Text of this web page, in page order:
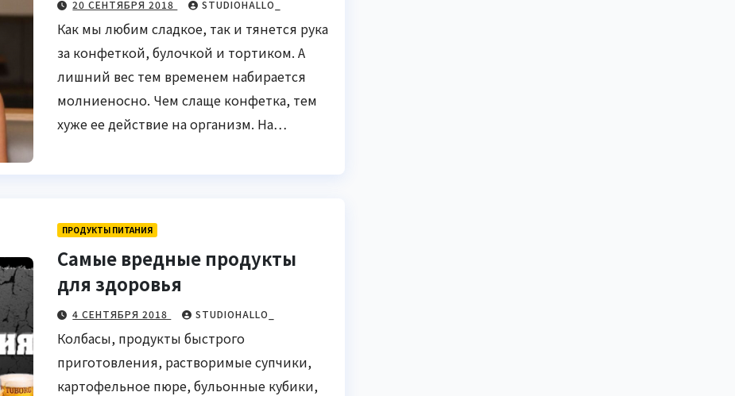
20 СЕНТЯБРЯ 2018 STUDIOHALLO_
Как мы любим сладкое, так и тянется рука
за конфеткой, булочкой и тортиком. А
лишний вес тем временем набирается
молниеносно. Чем слаще конфетка, тем
хуже ее действие на организм. На…
ПРОДУКТЫ ПИТАНИЯ
Самые вредные продукты
для здоровья
4 СЕНТЯБРЯ 2018 STUDIOHALLO_
Колбасы, продукты быстрого
приготовления, растворимые супчики,
картофельное пюре, бульонные кубики,